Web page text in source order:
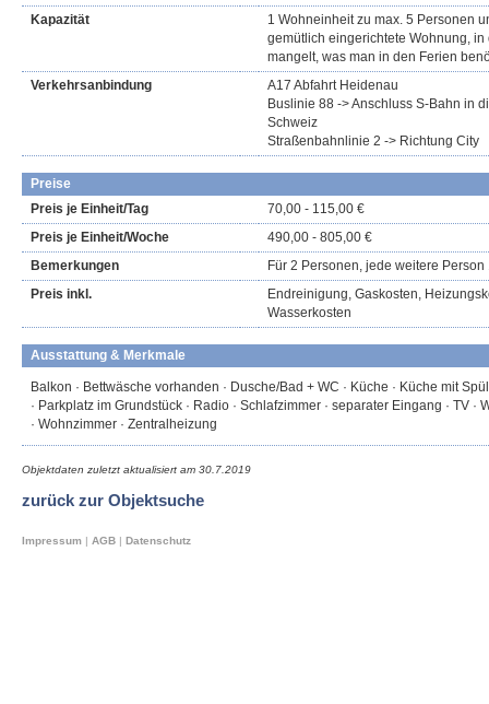
Kapazität
1 Wohneinheit zu max. 5 Personen
gemütlich eingerichtete Wohnung,
mangelt, was man in den Ferien
Verkehrsanbindung
A17 Abfahrt Heidenau
Buslinie 88 -> Anschluss S-Bahn in
Schweiz
Straßenbahnlinie 2 -> Richtung City
Preise
Preis je Einheit/Tag
70,00 - 115,00 €
Preis je Einheit/Woche
490,00 - 805,00 €
Bemerkungen
Für 2 Personen, jede weitere Person
Preis inkl.
Endreinigung, Gaskosten,
Wasserkosten
Ausstattung & Merkmale
Balkon · Bettwäsche vorhanden · Dusche/Bad + WC · Küche · Küche mit
· Parkplatz im Grundstück · Radio · Schlafzimmer · separater Eingang · TV ·
· Wohnzimmer · Zentralheizung
Objektdaten zuletzt aktualisiert am 30.7.2019
zurück zur Objektsuche
Impressum | AGB | Datenschutz